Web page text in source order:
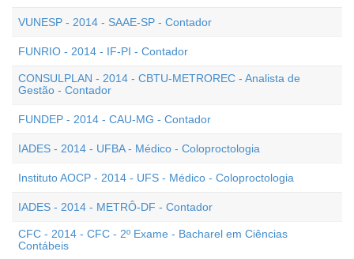
VUNESP - 2014 - SAAE-SP - Contador
FUNRIO - 2014 - IF-PI - Contador
CONSULPLAN - 2014 - CBTU-METROREC - Analista de
Gestão - Contador
FUNDEP - 2014 - CAU-MG - Contador
IADES - 2014 - UFBA - Médico - Coloproctologia
Instituto AOCP - 2014 - UFS - Médico - Coloproctologia
IADES - 2014 - METRÔ-DF - Contador
CFC - 2014 - CFC - 2º Exame - Bacharel em Ciências
Contábeis